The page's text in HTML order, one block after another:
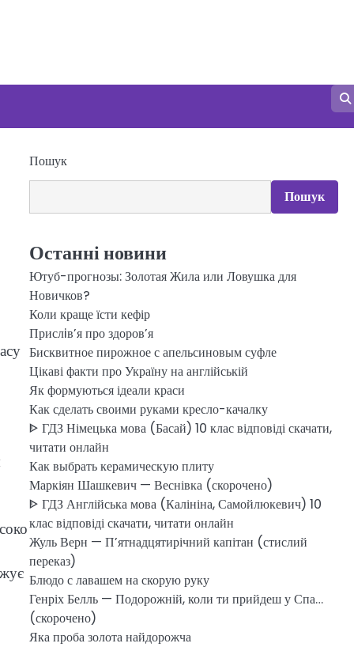
Пошук
Пошук
Останні новини
Ютуб-прогнозы: Золотая Жила или Ловушка для
Новичков?
Коли краще їсти кефір
Прислiв’я про здоров’я
Бисквитное пирожное с апельсиновым суфле
Цікаві факти про Україну на англійській
Як формуються ідеали краси
Как сделать своими руками кресло-качалку
ᐈ ГДЗ Німецька мова (Басай) 10 клас відповіді скачати,
читати онлайн
Как выбрать керамическую плиту
Маркіян Шашкевич — Веснівка (скорочено)
ᐈ ГДЗ Англійська мова (Калініна, Самойлюкевич) 10
клас відповіді скачати, читати онлайн
Жуль Верн — П’ятнадцятирічний капітан (стислий
переказ)
Блюдо с лавашем на скорую руку
Генріх Белль — Подорожній, коли ти прийдеш у Спа…
(скорочено)
Яка проба золота найдорожча